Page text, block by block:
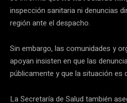
inspección sanitaria ni denuncias
región ante el despacho.
Sin embargo, las comunidades y
apoyan insisten en que las
públicamente y que la situación es
La Secretaría de Salud también